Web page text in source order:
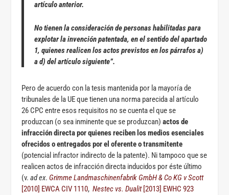
artículo anterior.
No tienen la consideración de personas habilitadas para
explotar la invención patentada, en elsentido del apartado
1, quienes realicen los actos previstos en los párrafos a)
a d) del artículo siguiente”.
Pero de acuerdo con la tesis mantenida por la mayoría de
tribunales de la UE que tienen una norma parecida al artículo
26 CPC entre esos requisitos no se cuenta el que se
produzcan (o sea inminente que se produzcan)actos de
infracción directa por quienes reciben los medios esenciales
ofrecidos o entregados por el oferente o transmitente
(potencial infractor indirecto de la patente). Ni tampoco que se
realicen actos de infracción directa inducidos por éste último
(v.ad ex.Grimme Landmaschinenfabrik GmbH & Co KG v Scott
[2010] EWCA CIV 1110,Nestec vs. Dualit[2013] EWHC 923